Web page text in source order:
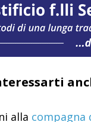
alla compagna